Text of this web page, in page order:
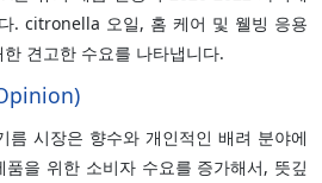
. citronella 오일, 홈 케어 및 웰빙 응용
견고한 수요를 나타냅니다.
시장은 향수와 개인적인 배려 분야에
을 위한 소비자 수요를 증가해서, 뜻깊